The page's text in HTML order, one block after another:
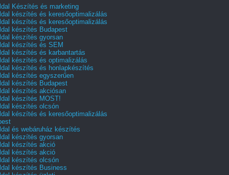
Készítés és marketing
készítés és keresőoptimalizálás
készítés és keresőoptimalizálás
készítés Budapest
készítés gyorsan
készítés és SEM
készítés és karbantartás
készítés és optimalizálás
készítés és honlapkészítés
készítés egyszerűen
készítés Budapest
készítés akciósan
készítés MOST!
készítés olcsón
készítés és keresőoptimalizálás
és webáruház készítés
készítés gyorsan
készítés akció
készítés akció
készítés olcsón
készítés Business